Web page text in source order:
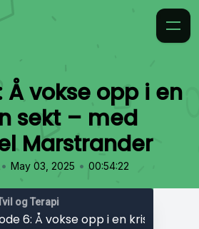
Å vokse opp i en
sekt – med
Marstrander
• May 03, 2025 • 00:54:22
og Terapi